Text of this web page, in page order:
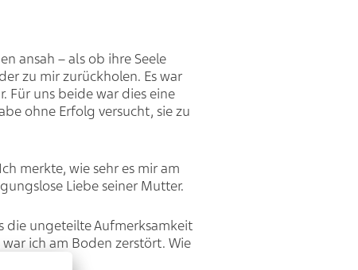
ansah – als ob ihre Seele
zu mir zurückholen. Es war
Für uns beide war dies eine
ohne Erfolg versucht, sie zu
merkte, wie sehr es mir am
Liebe seiner Mutter.
die ungeteilte Aufmerksamkeit
ich am Boden zerstört. Wie